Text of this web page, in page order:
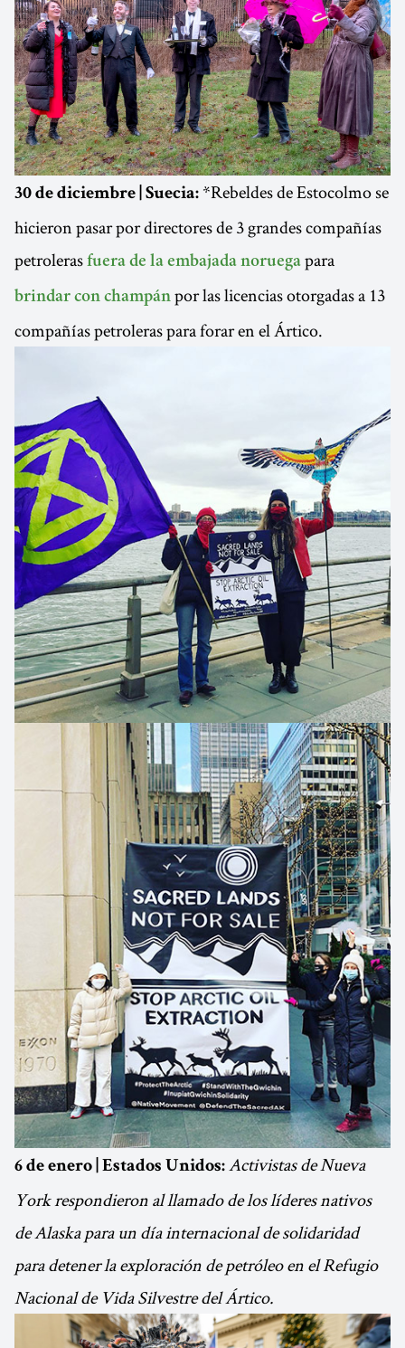
30 de diciembre | Suecia: *Rebeldes de Estocolmo se
hicieron pasar por directores de 3 grandes compañías
petroleras fuera de la embajada noruega para
brindar con champán por las licencias otorgadas a 13
compañías petroleras para forar en el Ártico.
6 de enero | Estados Unidos: Activistas de Nueva
York respondieron al llamado de los líderes nativos
de Alaska para un día internacional de solidaridad
para detener la exploración de petróleo en el Refugio
Nacional de Vida Silvestre del Ártico.